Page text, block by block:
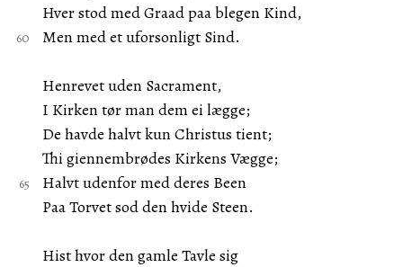
Hver stod med Graad paa blegen Kind,
Men med et uforsonligt Sind.
Henrevet uden Sacrament,
I Kirken tør man dem ei lægge;
De havde halvt kun Christus tient;
Thi giennembrødes Kirkens Vægge;
Halvt udenfor med deres Been
Paa Torvet sod den hvide Steen.
Hist hvor den gamle Tavle sig